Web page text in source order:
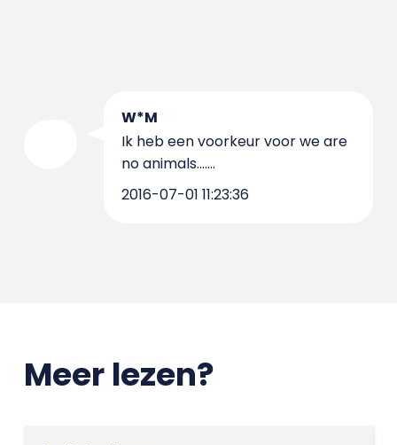
W*M
Ik heb een voorkeur voor we are
no animals.......
2016-07-01 11:23:36
Meer lezen?